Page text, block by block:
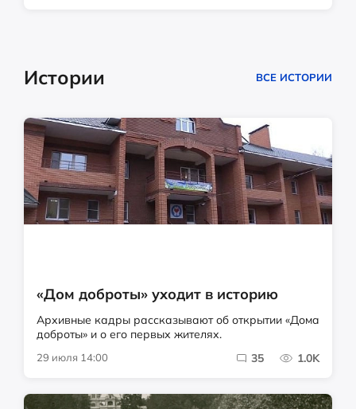
Истории ВСЕ ИСТОРИИ
«Дом доброты» уходит в историю
Архивные кадры рассказывают об открытии «Дома
доброты» и о его первых жителях.
29 июля 14:00 35 1.0K